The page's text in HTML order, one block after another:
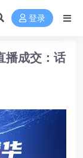
登录
播成交：话